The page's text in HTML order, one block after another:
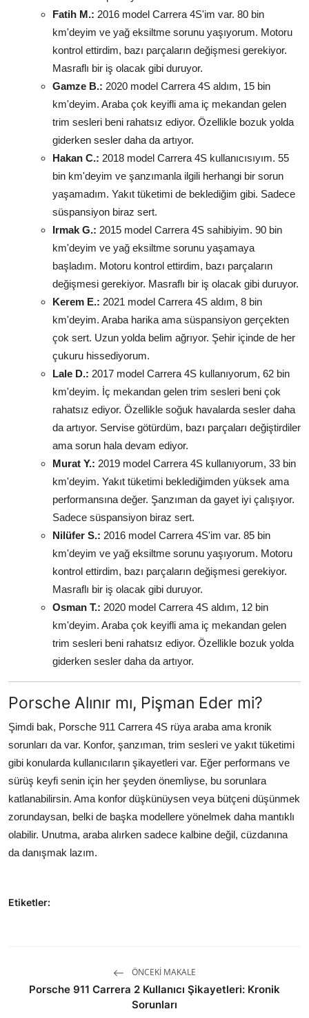
Fatih M.: 2016 model Carrera 4S'im var. 80 bin
km'deyim ve yağ eksiltme sorunu yaşıyorum. Motoru
kontrol ettirdim, bazı parçaların değişmesi gerekiyor.
Masraflı bir iş olacak gibi duruyor.
Gamze B.: 2020 model Carrera 4S aldım, 15 bin
km'deyim. Araba çok keyifli ama iç mekandan gelen
trim sesleri beni rahatsız ediyor. Özellikle bozuk yolda
giderken sesler daha da artıyor.
Hakan C.: 2018 model Carrera 4S kullanıcısıyım. 55
bin km'deyim ve şanzımanla ilgili herhangi bir sorun
yaşamadım. Yakıt tüketimi de beklediğim gibi. Sadece
süspansiyon biraz sert.
Irmak G.: 2015 model Carrera 4S sahibiyim. 90 bin
km'deyim ve yağ eksiltme sorunu yaşamaya
başladım. Motoru kontrol ettirdim, bazı parçaların
değişmesi gerekiyor. Masraflı bir iş olacak gibi duruyor.
Kerem E.: 2021 model Carrera 4S aldım, 8 bin
km'deyim. Araba harika ama süspansiyon gerçekten
çok sert. Uzun yolda belim ağrıyor. Şehir içinde de her
çukuru hissediyorum.
Lale D.: 2017 model Carrera 4S kullanıyorum, 62 bin
km'deyim. İç mekandan gelen trim sesleri beni çok
rahatsız ediyor. Özellikle soğuk havalarda sesler daha
da artıyor. Servise götürdüm, bazı parçaları değiştirdiler
ama sorun hala devam ediyor.
Murat Y.: 2019 model Carrera 4S kullanıyorum, 33 bin
km'deyim. Yakıt tüketimi beklediğimden yüksek ama
performansına değer. Şanzıman da gayet iyi çalışıyor.
Sadece süspansiyon biraz sert.
Nilüfer S.: 2016 model Carrera 4S'im var. 85 bin
km'deyim ve yağ eksiltme sorunu yaşıyorum. Motoru
kontrol ettirdim, bazı parçaların değişmesi gerekiyor.
Masraflı bir iş olacak gibi duruyor.
Osman T.: 2020 model Carrera 4S aldım, 12 bin
km'deyim. Araba çok keyifli ama iç mekandan gelen
trim sesleri beni rahatsız ediyor. Özellikle bozuk yolda
giderken sesler daha da artıyor.
Porsche Alınır mı, Pişman Eder mi?
Şimdi bak, Porsche 911 Carrera 4S rüya araba ama kronik
sorunları da var. Konfor, şanzıman, trim sesleri ve yakıt tüketimi
gibi konularda kullanıcıların şikayetleri var. Eğer performans ve
sürüş keyfi senin için her şeyden önemliyse, bu sorunlara
katlanabilirsin. Ama konfor düşkünüysen veya bütçeni düşünmek
zorundaysan, belki de başka modellere yönelmek daha mantıklı
olabilir. Unutma, araba alırken sadece kalbine değil, cüzdanına
da danışmak lazım.
Etiketler:
ÖNCEKI MAKALE
Porsche 911 Carrera 2 Kullanıcı Şikayetleri: Kronik
Sorunları